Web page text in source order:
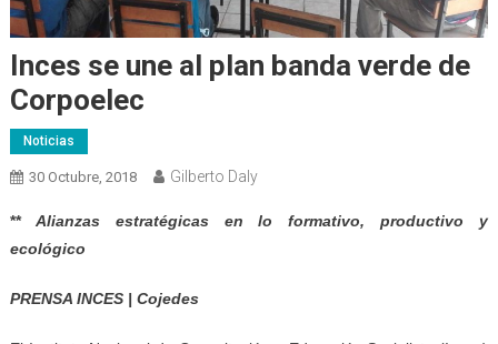
Inces se une al plan banda verde de
Corpoelec
Noticias
30 Octubre, 2018 Gilberto Daly
**Alianzas estratégicas en lo formativo, productivo y
ecológico
PRENSA INCES | Cojedes